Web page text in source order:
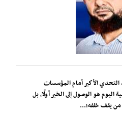
التحدي الأكبر أمام المؤسسات
اليوم هو الوصول إلى الخبر أولًا، بل
يقف خلفه؛...